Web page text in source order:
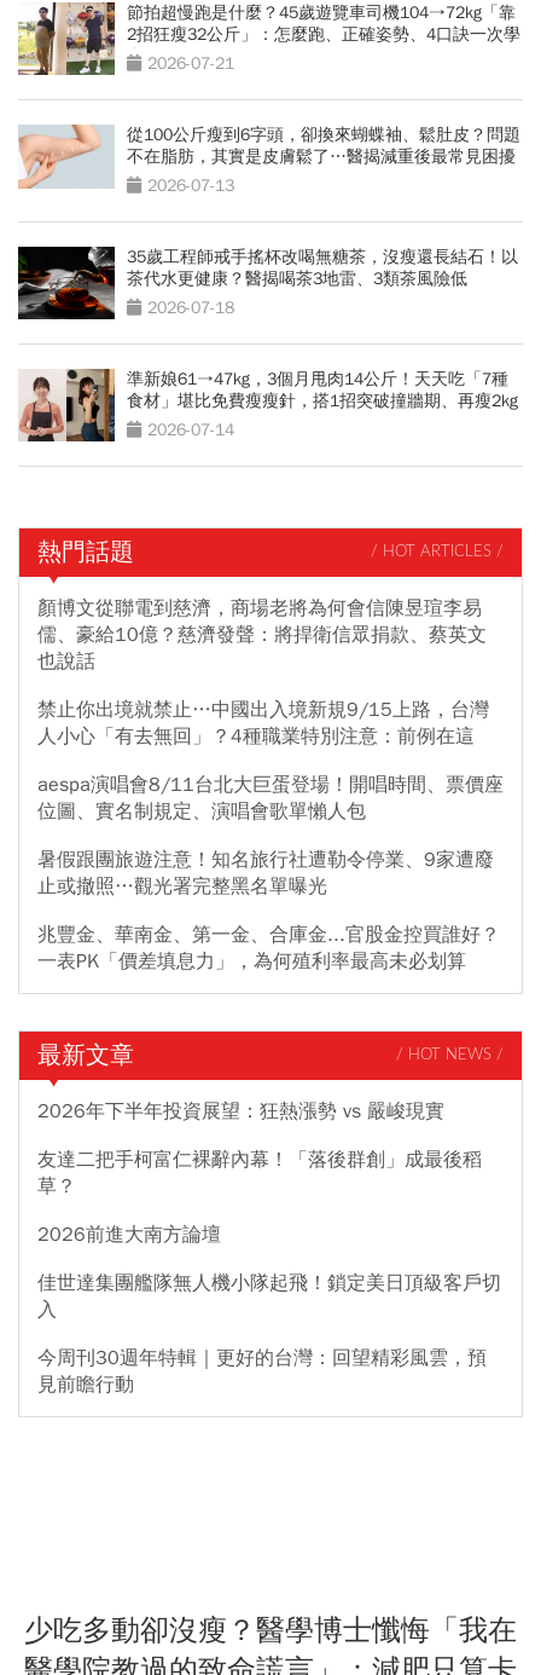
節拍超慢跑是什麼？45歲遊覽車司機104→72kg「靠
2招狂瘦32公斤」：怎麼跑、正確姿勢、4口訣一次學
會 2026-07-21
從100公斤瘦到6字頭，卻換來蝴蝶袖、鬆肚皮？問題
不在脂肪，其實是皮膚鬆了…醫揭減重後最常見困擾
2026-07-13
35歲工程師戒手搖杯改喝無糖茶，沒瘦還長結石！以
茶代水更健康？醫揭喝茶3地雷、3類茶風險低
2026-07-18
準新娘61→47kg，3個月甩肉14公斤！天天吃「7種
食材」堪比免費瘦瘦針，搭1招突破撞牆期、再瘦2kg
2026-07-14
熱門話題 / HOT ARTICLES /
顏博文從聯電到慈濟，商場老將為何會信陳昱瑄李易
儒、豪給10億？慈濟發聲：將捍衛信眾捐款、蔡英文
也說話
禁止你出境就禁止…中國出入境新規9/15上路，台灣
人小心「有去無回」？4種職業特別注意：前例在這
aespa演唱會8/11台北大巨蛋登場！開唱時間、票價座
位圖、實名制規定、演唱會歌單懶人包
暑假跟團旅遊注意！知名旅行社遭勒令停業、9家遭廢
止或撤照…觀光署完整黑名單曝光
兆豐金、華南金、第一金、合庫金...官股金控買誰好？
一表PK「價差填息力」，為何殖利率最高未必划算
最新文章 / HOT NEWS /
2026年下半年投資展望：狂熱漲勢 vs 嚴峻現實
友達二把手柯富仁裸辭內幕！「落後群創」成最後稻
草？
2026前進大南方論壇
佳世達集團艦隊無人機小隊起飛！鎖定美日頂級客戶切
入
今周刊30週年特輯｜更好的台灣：回望精彩風雲，預
見前瞻行動
少吃多動卻沒瘦？醫學博士懺悔「我在